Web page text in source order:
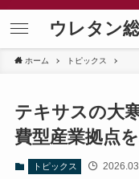
ウレタン
ホーム トピックス
テキサスの大
費型産業拠点
トピックス